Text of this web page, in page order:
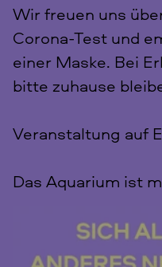
Wir freuen uns
Corona-Test und
einer Maske. Bei
bitte zuhause
Veranstaltung auf
Das Aquarium ist